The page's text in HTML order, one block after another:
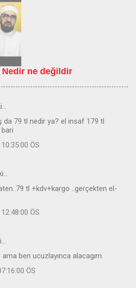
ne değildir
da 79 tl nedir ya? el insaf 179 tl
bari
ÖS
tl +kdv+kargo ..gerçekten el-
ÖS
ben ucuzlayınca alacagım
ÖS